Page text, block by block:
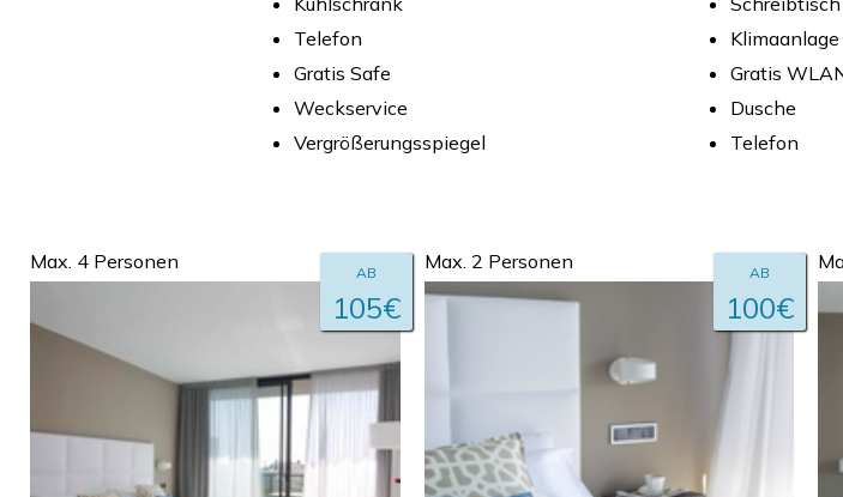
Telefon
Klimaanlage
Gratis Safe
Gratis
Weckservice
Dusche
Vergrößerungsspiegel
Telefon
Max. 4 Personen AB
105€
Max. 2 Personen AB
100€